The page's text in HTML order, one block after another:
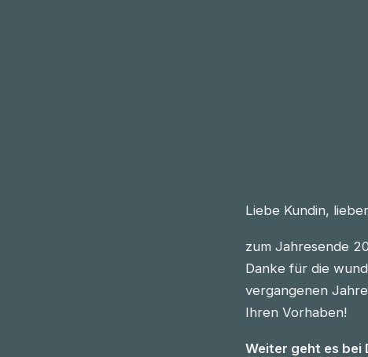
Liebe Kundin,
zum Jahresende
Danke für die
vergangenen
Ihren Vorhaben!
Weiter geht es bei